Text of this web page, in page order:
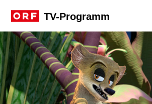
TV-Programm